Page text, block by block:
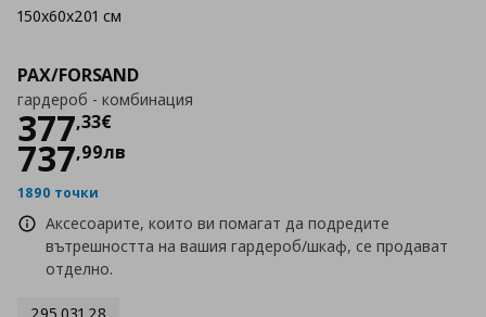
PAX/FORSAND
гардероб - комбинация
377,33€
Цена
737,99лв
1890 точки
Аксесоарите, които ви помагат да подредите
вътрешността на вашия гардероб/шкаф, се продават
отделно.
150x60x201 см